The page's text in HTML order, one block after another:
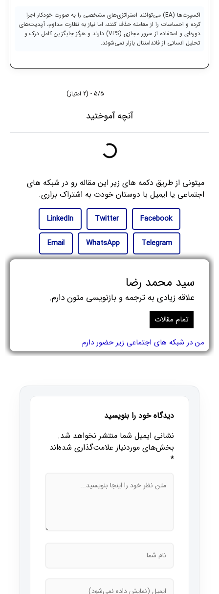
اکسپرت‌ها (EA) می‌توانند استراتژی‌های مشخصی را به صورت خودکار اجرا
کرده و احساسات را از معامله حذف کنند، اما نیاز به نظارت مداوم، آپدیت‌های
دوره‌ای و استفاده از سرور مجازی (VPS) دارند و هرگز جایگزین کامل درک و
تحلیل انسانی از فاندامنتال بازار نمی‌شوند.
5/5 - (2 امتیاز)
آنچه آموختید
میتونی از طریق دکمه های زیر این مقاله رو در شبکه های
اجتماعی یا ایمیل با دوستان خودت به اشتراک بزاری.
Facebook
Twitter
LinkedIn
Telegram
WhatsApp
Email
سید محمد رضا
علاقه زیادی به ترجمه و بازنویسی متون دارم.
تمام مقالات
من در شبکه های اجتماعی زیر حضور دارم
دیدگاه خود را بنویسید
نشانی ایمیل شما منتشر نخواهد شد.
بخش‌های موردنیاز علامت‌گذاری شده‌اند
*